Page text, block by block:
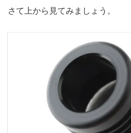
さて上から見てみましょう。